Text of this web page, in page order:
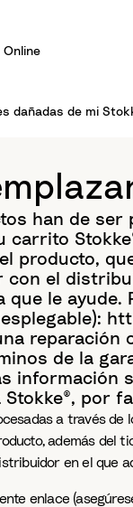
Online
dañadas de mi
han de
producto,
con el
le
de la
por
a través
además del
en el que
enlace